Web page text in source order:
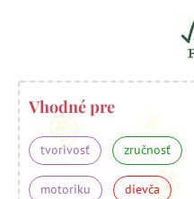
Vhodné pre
tvorivosť zručnosť
motoriku dievča